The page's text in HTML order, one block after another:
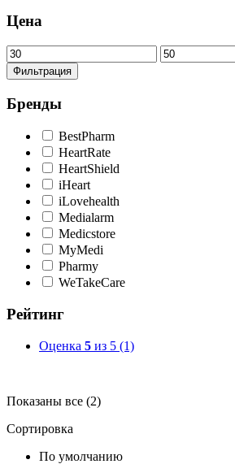
Цена
Минимальная
цена
Максимальная
цена
Фильтрация
Бренды
BestPharm
HeartRate
HeartShield
iHeart
iLovehealth
Medialarm
Medicstore
MyMedi
Pharmy
WeTakeCare
Рейтинг
Оценка 5 из 5 (1)
Показаны все (2)
Сортировка
По умолчанию